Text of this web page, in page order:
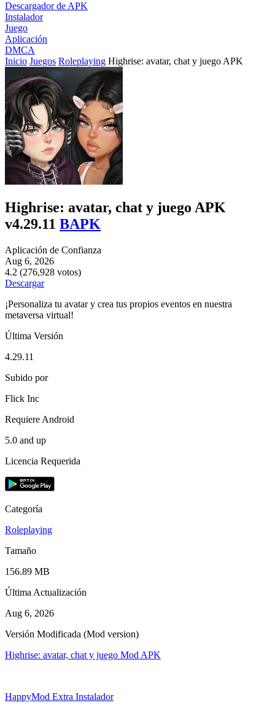
Descargador de APK
Instalador
Juego
Aplicación
DMCA
Inicio Juegos Roleplaying Highrise: avatar, chat y juego APK
Highrise: avatar, chat y juego APK
v4.29.11 BAPK
Aplicación de Confianza
Aug 6, 2026
4.2 (276,928 votos)
Descargar
¡Personaliza tu avatar y crea tus propios eventos en nuestra
metaversa virtual!
Última Versión
4.29.11
Subido por
Flick Inc
Requiere Android
5.0 and up
Licencia Requerida
Categoría
Roleplaying
Tamaño
156.89 MB
Última Actualización
Aug 6, 2026
Versión Modificada (Mod version)
Highrise: avatar, chat y juego Mod APK
HappyMod Extra Instalador